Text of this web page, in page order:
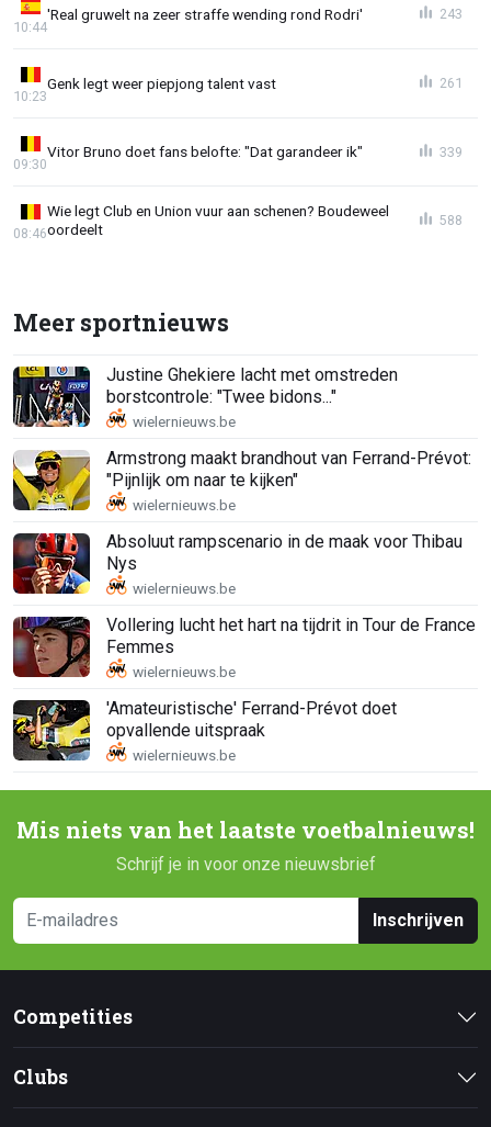
'Real gruwelt na zeer straffe wending rond Rodri'
10:44
243
Genk legt weer piepjong talent vast
10:23
261
Vitor Bruno doet fans belofte: "Dat garandeer ik"
09:30
339
Wie legt Club en Union vuur aan schenen? Boudeweel
oordeelt
08:46
588
Meer sportnieuws
Justine Ghekiere lacht met omstreden
borstcontrole: "Twee bidons..."
Armstrong maakt brandhout van Ferrand-Prévot:
"Pijnlijk om naar te kijken"
Absoluut rampscenario in de maak voor Thibau
Nys
Vollering lucht het hart na tijdrit in Tour de France
Femmes
'Amateuristische' Ferrand-Prévot doet
opvallende uitspraak
Mis niets van het laatste voetbalnieuws!
Schrijf je in voor onze nieuwsbrief
Inschrijven
Competities
Clubs